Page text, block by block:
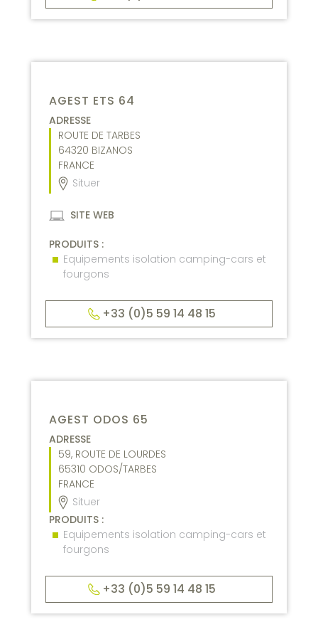
AGEST ETS 64
ADRESSE
ROUTE DE TARBES
64320 BIZANOS
FRANCE
Situer
SITE WEB
PRODUITS :
Equipements isolation camping-cars et
fourgons
+33 (0)5 59 14 48 15
AGEST ODOS 65
ADRESSE
59, ROUTE DE LOURDES
65310 ODOS/TARBES
FRANCE
Situer
PRODUITS :
Equipements isolation camping-cars et
fourgons
+33 (0)5 59 14 48 15